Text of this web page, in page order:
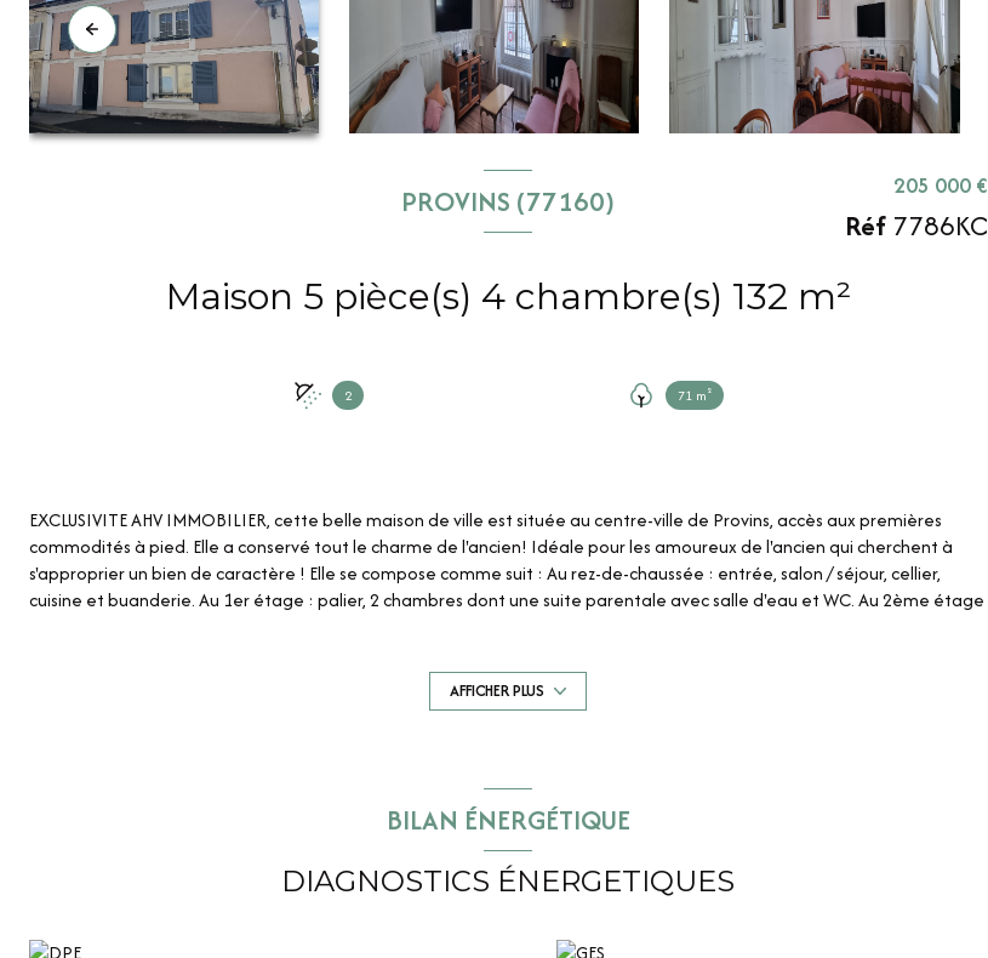
PROVINS (77160)
Maison 5 pièce(s) 4 chambre(s) 132 m²
2 71 m²
205 000 €
Réf 7786KC
EXCLUSIVITE AHV IMMOBILIER, cette belle maison de ville est située au centre-ville de Provins, accès aux premières
commodités à pied. Elle a conservé tout le charme de l'ancien! Idéale pour les amoureux de l'ancien qui cherchent à
s'approprier un bien de caractère ! Elle se compose comme suit : Au rez-de-chaussée : entrée, salon / séjour, cellier,
cuisine et buanderie. Au 1er étage : palier, 2 chambres dont une suite parentale avec salle d'eau et WC. Au 2ème étage
vitrage et tout à l'égout. A visiter sans tarder ! Contactez votre conseillère pour plus de renseignements : 06 52 82 57 81.
AFFICHER PLUS
BILAN ÉNERGÉTIQUE
DIAGNOSTICS ÉNERGETIQUES